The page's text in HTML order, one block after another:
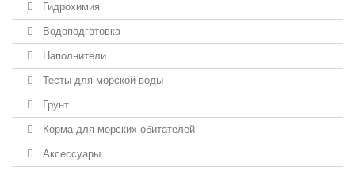
Гидрохимия
Водоподготовка
Наполнители
Тесты для морской воды
Грунт
Корма для морских обитателей
Аксессуары